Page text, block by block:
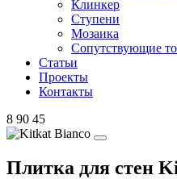
Клинкер
Ступени
Мозаика
Сопутствующие
Статьи
Проекты
Контакты
8 90 45
Плитка для стен